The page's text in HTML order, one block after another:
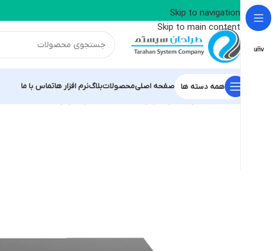
Skip to navigation
Skip to main content
📢 کانال بله طراحان سیستم آریا - نماینده رسمی
همه دسته ها صفحه اصلیمحصولاتبلاگنرم افزار هاتماس با ما
خانه/محصولات یونی ویو